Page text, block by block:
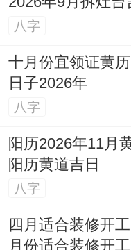
八字
十月份宜领证黄
日子2026年
八字
阳历2026年11月
阳历黄道吉日
八字
四月适合装修开
月份适合装修开